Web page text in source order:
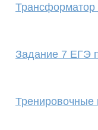
Трансформатор
Задание 7 ЕГЭ
Тренировочные